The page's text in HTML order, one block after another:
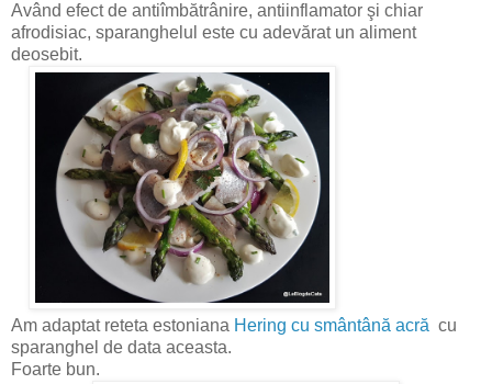
Având efect de antiîmbătrânire, antiinflamator şi chiar
afrodisiac, sparanghelul este cu adevărat un aliment
deosebit.
Am adaptat reteta estoniana Hering cu smântână acră cu
sparanghel de data aceasta.
Foarte bun.